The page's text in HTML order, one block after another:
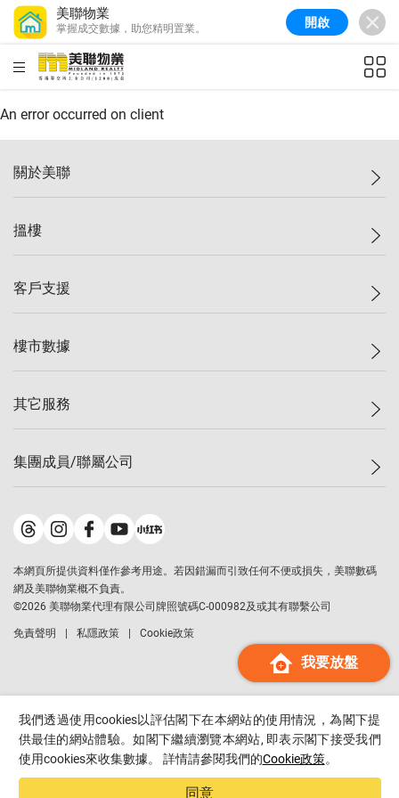
美聯物業
掌握成交數據，助您精明置業。 開啟
我們透過使用cookies以評估閣下在本網站的使用情況，為閣下提
供最佳的網站體驗。如閣下繼續瀏覽本網站, 即表示閣下接受我們
使用cookies來收集數據。 詳情請參閱我們的Cookie政策。
同意
HKD
An error occurred on client
我要放盤
關於美聯
美聯集團
人才招募
搵樓
一手新盤
減價
美聯豪宅
獨家樓盤
租盤
客戶支援
自助放盤
查詢熱線
按揭計算機
負擔能力計算機
轉按計算機
繳款方式
樓市數據
樓價指數
歷史成交
屋苑成交排行榜
地區百科
其它服務
屋苑專頁
美聯精英會
美善會
地產代理管理協會
申報已遞交的購樓意向登記
集團成員/聯屬公司
美聯物業
鋑聯控股*
美聯工商舖*
美聯中國
美聯澳門
美聯金融集團
美聯測量師行
香港置業
經絡按揭
本網頁所提供資料僅作參考用途。若因錯漏而引致任何不便或損失，美聯數碼
網及美聯物業概不負責。
©2026 美聯物業代理有限公司牌照號碼C-000982及或其有聯繫公司
免責聲明 私隱政策 Cookie政策